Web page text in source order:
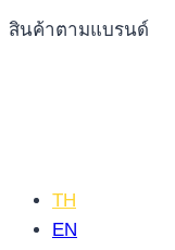
สินค้าตามแบรนด์
TH
EN